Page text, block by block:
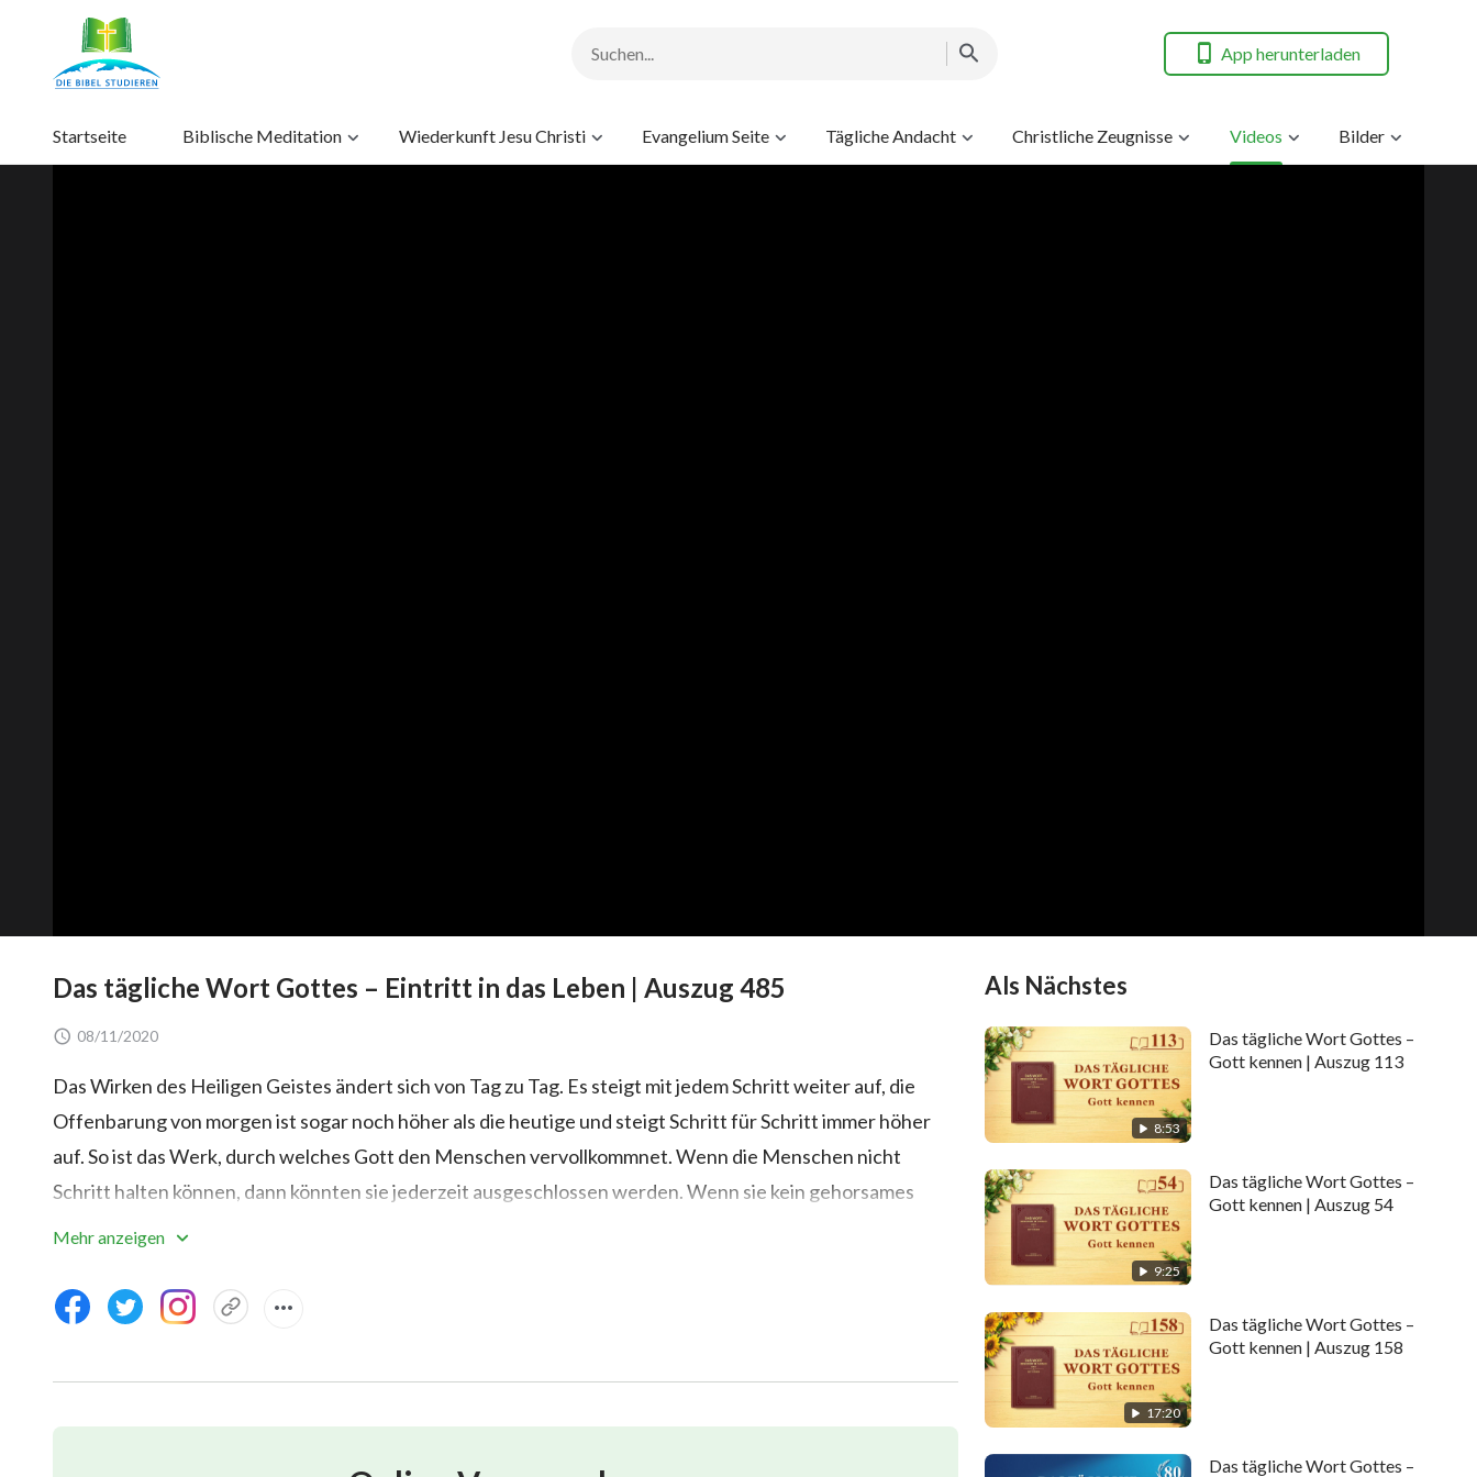
App herunterladen
Startseite Biblische Meditation Wiederkunft Jesu Christi Evangelium Seite Tägliche Andacht Christliche Zeugnisse Videos Bilder
Das tägliche Wort Gottes – Eintritt in das Leben | Auszug 485
08/11/2020
Das Wirken des Heiligen Geistes ändert sich von Tag zu Tag. Es steigt mit jedem Schritt weiter auf, die
Offenbarung von morgen ist sogar noch höher als die heutige und steigt Schritt für Schritt immer höher
auf. So ist das Werk, durch welches Gott den Menschen vervollkommnet. Wenn die Menschen nicht
Schritt halten können, dann könnten sie jederzeit ausgeschlossen werden. Wenn sie kein gehorsames
Herz haben, werden sie nicht bis ganz zum Schluss folgen können. Das vorherige Zeitalter ist vorüber; dies
letzten Zeitalter, in dem die Menschen vervollkommnet werden, wird Gott neueres Werk schneller
vollbringen, daher wird es den Menschen ohne Gehorsam in ihrem Herzen schwerfallen, den Spuren
höher. Mit jeder Phase wird Sein Werk immer praktischer, entspricht immer mehr den tatsächlichen
Mehr anzeigen
Als Nächstes
8:53
Das tägliche Wort Gottes –
Gott kennen | Auszug 113
9:25
Das tägliche Wort Gottes –
Gott kennen | Auszug 54
17:20
Das tägliche Wort Gottes –
Gott kennen | Auszug 158
Das tägliche Wort Gottes –